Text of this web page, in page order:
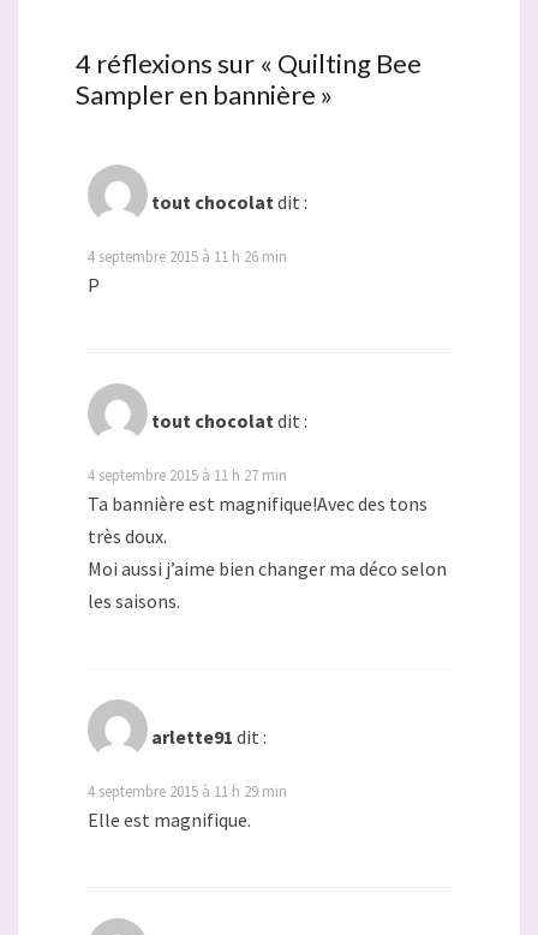
4 réflexions sur « Quilting Bee
Sampler en bannière »
tout chocolatdit :
4 septembre 2015 à 11 h 26 min
P
tout chocolatdit :
4 septembre 2015 à 11 h 27 min
Ta bannière est magnifique!Avec des tons
très doux.
Moi aussi j’aime bien changer ma déco selon
les saisons.
arlette91 dit :
4 septembre 2015 à 11 h 29 min
Elle est magnifique.